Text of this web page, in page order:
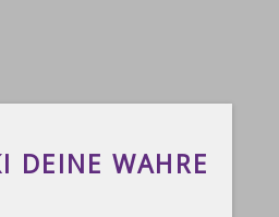
DEINE WAHRE